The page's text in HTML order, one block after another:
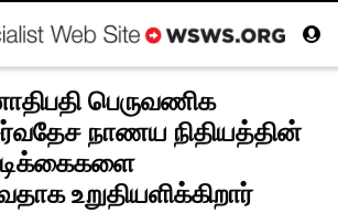
பெருவணிக
நாணய நிதியத்தின்
உறுதியளிக்கிறார்